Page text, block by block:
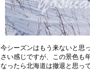
今シーズンはもう来ないと思
さい感じですが、この景色も
なったら北海道は撤退と思っ